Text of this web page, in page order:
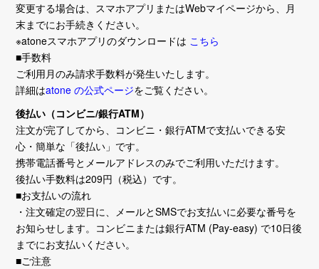
変更する場合は、スマホアプリまたはWebマイページから、月
末までにお手続きください。
※atoneスマホアプリのダウンロードは こちら
■手数料
ご利用月のみ請求手数料が発生いたします。
詳細はatone の公式ページをご覧ください。
後払い（コンビニ/銀行ATM）
注文が完了してから、コンビニ・銀行ATMで支払いできる安
心・簡単な「後払い」です。
携帯電話番号とメールアドレスのみでご利用いただけます。
後払い手数料は209円（税込）です。
■お支払いの流れ
・注文確定の翌日に、メールとSMSでお支払いに必要な番号を
お知らせします。コンビニまたは銀行ATM (Pay-easy) で10日後
までにお支払いください。
■ご注意